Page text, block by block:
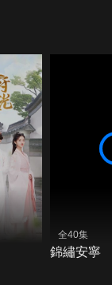
全40集
錦繡安寧